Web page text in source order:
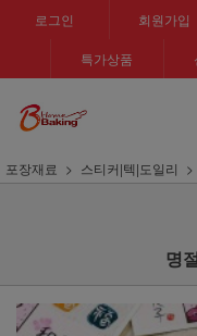
로그인 회원가입
특가상품
포장재료 스티커|텍|도일리
명